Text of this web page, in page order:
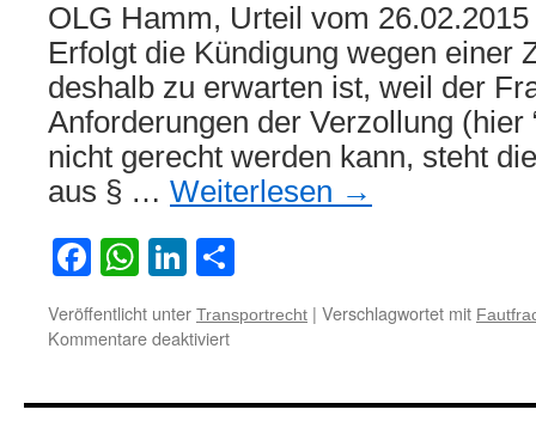
OLG Hamm, Urteil vom
Erfolgt die Kündigung wegen einer
deshalb zu erwarten ist, weil der
Anforderungen der Verzollung (hier
nicht gerecht werden kann, steht
aus § … Weiterlesen →
Facebook
WhatsApp
LinkedIn
Veröffentlicht unter Transportrecht | Verschlagwortet mit
Kommentare deaktiviertfür
Kündigung